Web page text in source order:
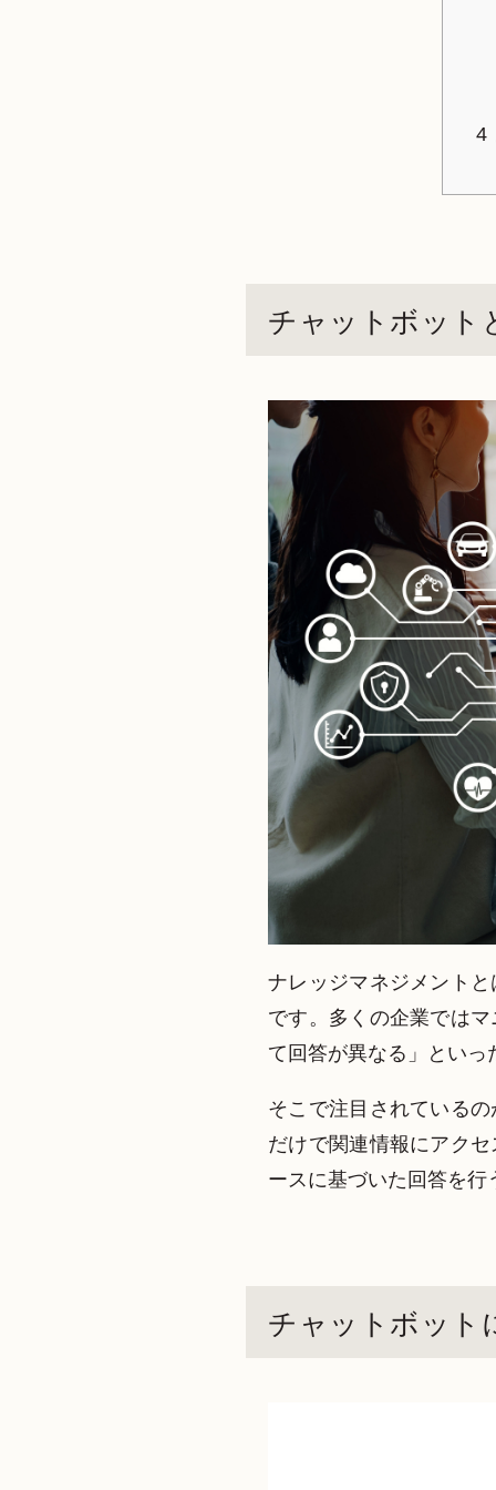
4
チャットボット
ナレッジマネジメント
です。多くの企業では
て回答が異なる」といっ
そこで注目されている
だけで関連情報にアク
ースに基づいた回答を行
チャットボット